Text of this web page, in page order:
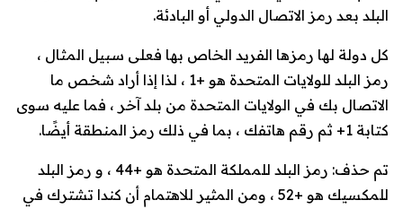
البلد بعد رمز الاتصال الدولي أو البادئة.
كل دولة لها رمزها الفريد الخاص بها فعلى سبيل المثال ،
رمز البلد للولايات المتحدة هو +1 ، لذا إذا أراد شخص ما
الاتصال بك في الولايات المتحدة من بلد آخر ، فما عليه سوى
كتابة 1+ ثم رقم هاتفك ، بما في ذلك رمز المنطقة أيضًا.
تم حذف: رمز البلد للمملكة المتحدة هو +44 ، و رمز البلد
للمكسيك هو +52 ، ومن المثير للاهتمام أن كندا تشترك في